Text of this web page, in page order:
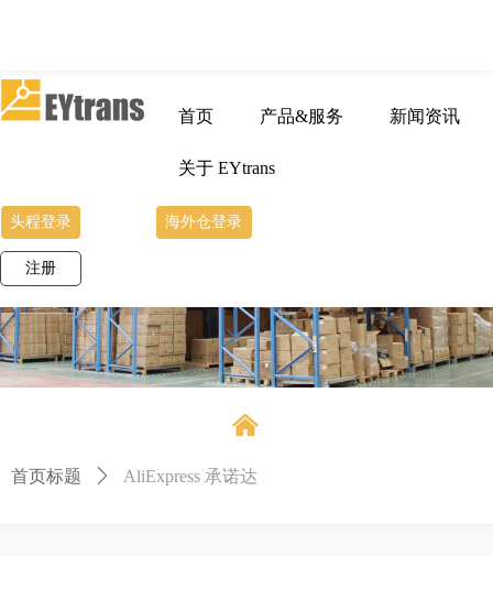
首页 产品&服务 新闻资讯
关于 EYtrans
海外仓登录
注册
头程登录
낀
首页标题 ꄲ AliExpress 承诺达